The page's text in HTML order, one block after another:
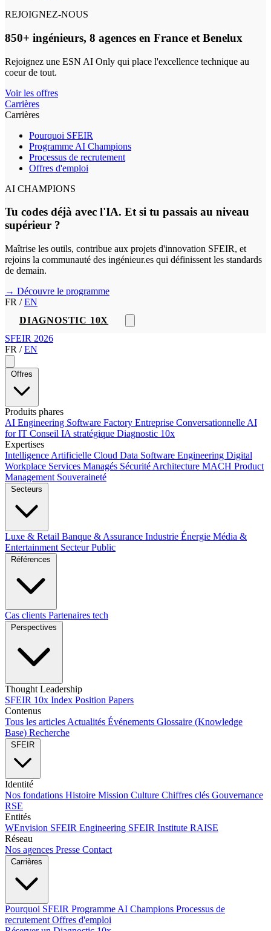
REJOIGNEZ-NOUS
850+ ingénieurs, 8 agences en France et Benelux
Rejoignez une ESN AI Only qui place l'excellence technique au
coeur de tout.
Voir les offres
Carrières
Carrières
Pourquoi SFEIR
Programme AI Champions
Processus de recrutement
Offres d'emploi
AI CHAMPIONS
Tu codes déjà avec l'IA. Et si tu passais au niveau
supérieur ?
Maîtrise les outils, contribue aux projets d'innovation SFEIR, et
rejoins la communauté des ingénieur.es qui définissent les standards
de demain.
→ Découvre le programme
FR / EN
DIAGNOSTIC 10X
SFEIR 2026
FR / EN
Offres
Produits phares
AI Engineering Software Factory Entreprise Conversationnelle AI
for IT Conseil IA stratégique Diagnostic 10x
Expertises
Intelligence Artificielle Cloud Data Software Engineering Digital
Workplace Services Managés Sécurité Architecture MACH Product
Management Souveraineté
Secteurs
Luxe & Retail Banque & Assurance Industrie Énergie Média &
Entertainment Secteur Public
Références
Cas clients Partenaires tech
Perspectives
Thought Leadership
SFEIR 10x Index Position Papers
Contenus
Tous les articles Actualités Événements Glossaire (Knowledge
Base) Recherche
SFEIR
Identité
Nos fondations Histoire Mission Culture Chiffres clés Gouvernance
RSE
Entités
WEnvision SFEIR Engineering SFEIR Institute RAISE
Réseau
Nos agences Presse Contact
Carrières
Pourquoi SFEIR Programme AI Champions Processus de
recrutement Offres d'emploi